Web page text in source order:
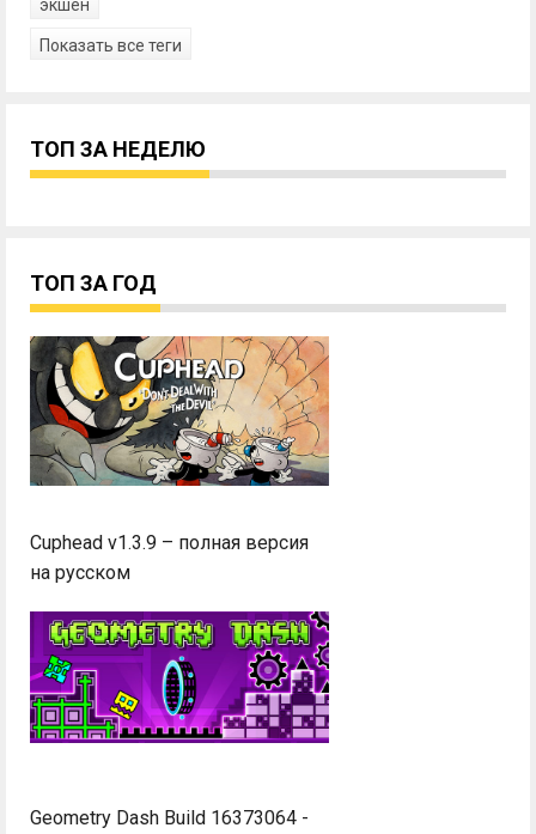
экшен
Показать все теги
ТОП ЗА НЕДЕЛЮ
ТОП ЗА ГОД
Cuphead v1.3.9 – полная версия
на русском
Geometry Dash Build 16373064 -